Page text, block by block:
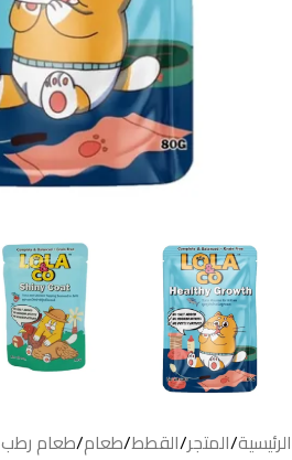
الرئيسية/المتجر/القطط/طعام/طعام رطب